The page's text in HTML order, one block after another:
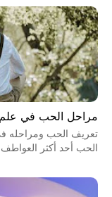
مراحل الحب في
تعريف الحب ومراحله
الحب أحد أكثر